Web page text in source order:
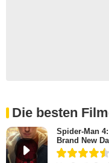
Die besten
Spider-Man 4:
Brand New